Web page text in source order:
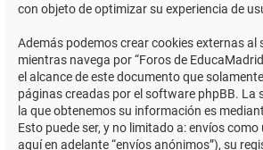
con objeto de optimizar su experiencia de
Además podemos crear cookies externas al
mientras navega por “Foros de
el alcance de este documento que
páginas creadas por el software phpBB. La
la que obtenemos su información es
Esto puede ser, y no limitado a: envíos
aquí en adelante “envíos anónimos”), su